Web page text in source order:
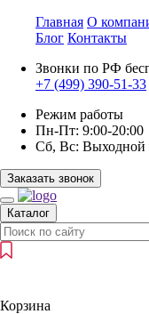
Главная О
Блог Контакты
Звонки по РФ
+7 (499) 390-51-33
Режим работы
Пн-Пт: 9:00-20:00
Сб, Вс: Выходной
Заказать звонок
Каталог
Корзина